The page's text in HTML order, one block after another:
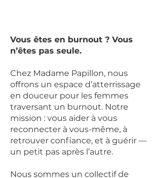
Vous êtes en burnout ? Vous
n’êtes pas seule.
Chez Madame Papillon, nous
offrons un espace d’atterrissage
en douceur pour les femmes
traversant un burnout. Notre
mission : vous aider à vous
reconnecter à vous-même, à
retrouver confiance, et à guérir —
un petit pas après l’autre.
Nous sommes un collectif de